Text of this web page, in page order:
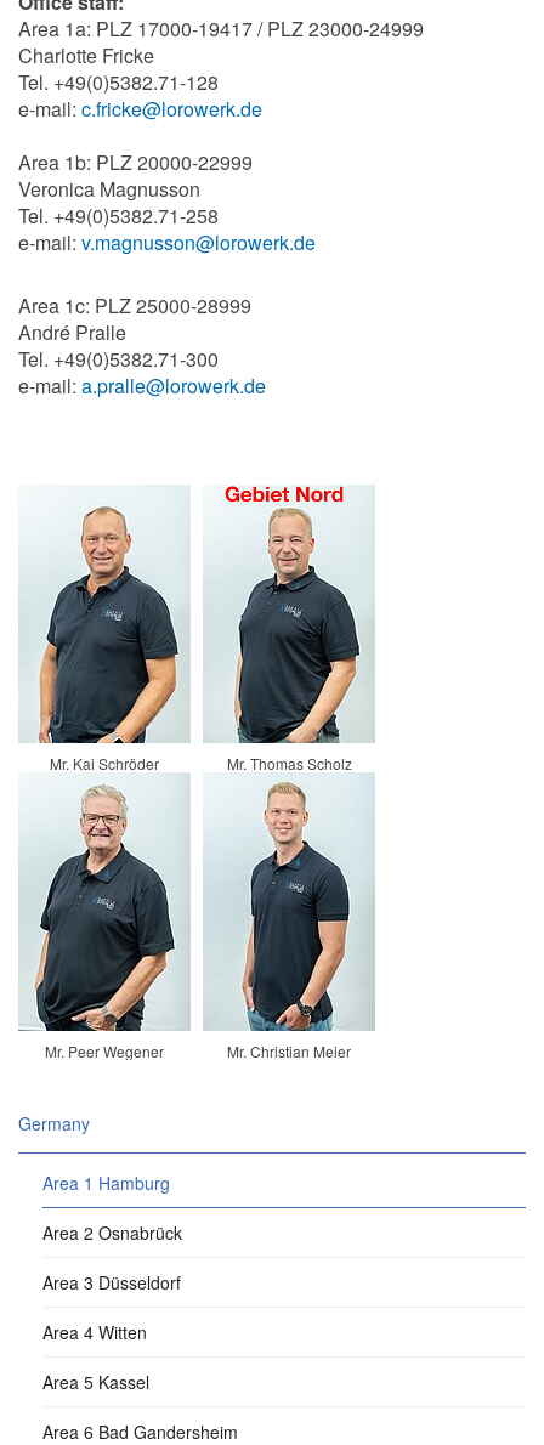
Area 1a: PLZ 17000-19417 / PLZ 23000-24999
Charlotte Fricke
Tel. +49(0)5382.71-128
e-mail: c.fricke@lorowerk.de
Area 1b: PLZ 20000-22999
Veronica Magnusson
Tel. +49(0)5382.71-258
e-mail: v.magnusson@lorowerk.de
Area 1c: PLZ 25000-28999
André Pralle
Tel. +49(0)5382.71-300
e-mail: a.pralle@lorowerk.de
Mr. Kai Schröder Mr. Thomas Scholz
Mr. Peer Wegener Mr. Christian Meier
Germany
Area 1 Hamburg
Area 2 Osnabrück
Area 3 Düsseldorf
Area 4 Witten
Area 5 Kassel
Area 6 Bad Gandersheim